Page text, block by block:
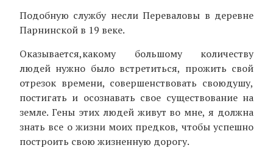
Подобную службу несли Переваловы в деревне
Парнинской в 19 веке.
Оказывается,какому большому количеству
людей нужно было встретиться, прожить свой
отрезок времени, совершенствовать своюдушу,
постигать и осознавать свое существование на
земле. Гены этих людей живут во мне, я должна
знать все о жизни моих предков, чтобы успешно
построить свою жизненную дорогу.